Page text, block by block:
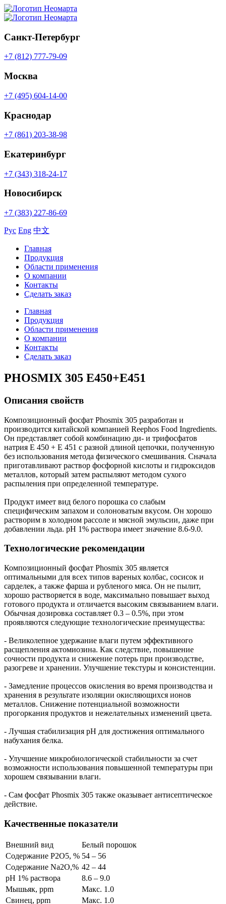
Санкт-Петербург
+7 (812) 777-79-09
Москва
+7 (495) 604-14-00
Краснодар
+7 (861) 203-38-98
Екатеринбург
+7 (343) 318-24-17
Новосибирск
+7 (383) 227-86-69
Рус Eng 中文
Главная
Продукция
Области применения
О компании
Контакты
Сделать заказ
Главная
Продукция
Области применения
О компании
Контакты
Сделать заказ
PHOSMIX 305 Е450+Е451
Описания свойств
Композиционный фосфат Phosmix 305 разработан и
производится китайской компанией Reephos Food Ingredients.
Он представляет собой комбинацию ди- и трифосфатов
натрия E 450 + E 451 с разной длиной цепочки, полученную
без использования метода физического смешивания. Сначала
приготавливают раствор фосфорной кислоты и гидроксидов
металлов, который затем распыляют методом сухого
распыления при определенной температуре.
Продукт имеет вид белого порошка со слабым
специфическим запахом и солоноватым вкусом. Он хорошо
растворим в холодном рассоле и мясной эмульсии, даже при
добавлении льда. рН 1% раствора имеет значение 8.6-9.0.
Технологические рекомендации
Композиционный фосфат Phosmix 305 является
оптимальными для всех типов вареных колбас, сосисок и
сарделек, а также фарша и рубленого мяса. Он не пылит,
хорошо растворяется в воде, максимально повышает выход
готового продукта и отличается высоким связыванием влаги.
Обычная дозировка составляет 0.3 – 0.5%, при этом
проявляются следующие технологические преимущества:
- Великолепное удержание влаги путем эффективного
расщепления актомиозина. Как следствие, повышение
сочности продукта и снижение потерь при производстве,
разогреве и хранении. Улучшение текстуры и консистенции.
- Замедление процессов окисления во время производства и
хранения в результате изоляции окисляющихся ионов
металлов. Снижение потенциальной возможности
прогоркания продуктов и нежелательных изменений цвета.
- Лучшая стабилизация рН для достижения оптимального
набухания белка.
- Улучшение микробиологической стабильности за счет
возможности использования повышенной температуры при
хорошем связывании влаги.
- Сам фосфат Phosmix 305 также оказывает антисептическое
действие.
Качественные показатели
Внешний вид
Белый порошок
Содержание Р2О5, % 54 – 56
Содержание Na2O,% 42 – 44
pH 1% раствора
8.6 – 9.0
Мышьяк, ppm
Макс. 1.0
Свинец, ppm
Макс. 1.0